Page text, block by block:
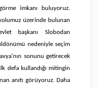
imkanı buluyoruz.
üzerinde bulunan
başkanı Slobodan
nedeniyle seçim
sonunu getirecek
defa kullandığı mitingin
anıtı görüyoruz. Daha